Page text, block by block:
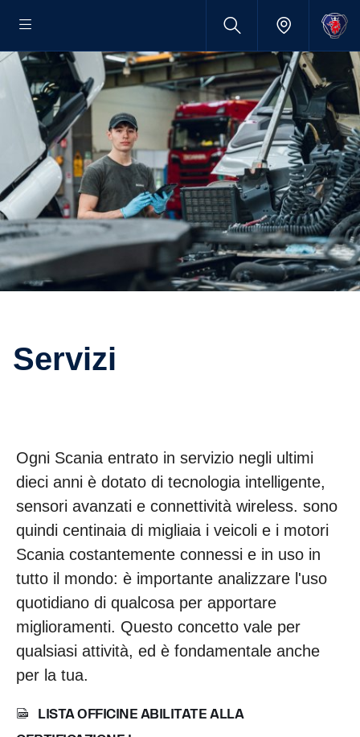
Servizi
Ogni Scania entrato in servizio negli ultimi
dieci anni è dotato di tecnologia intelligente,
sensori avanzati e connettività wireless. sono
quindi centinaia di migliaia i veicoli e i motori
Scania costantemente connessi e in uso in
tutto il mondo: è importante analizzare l'uso
quotidiano di qualcosa per apportare
miglioramenti. Questo concetto vale per
qualsiasi attività, ed è fondamentale anche
per la tua.
LISTA OFFICINE ABILITATE ALLA